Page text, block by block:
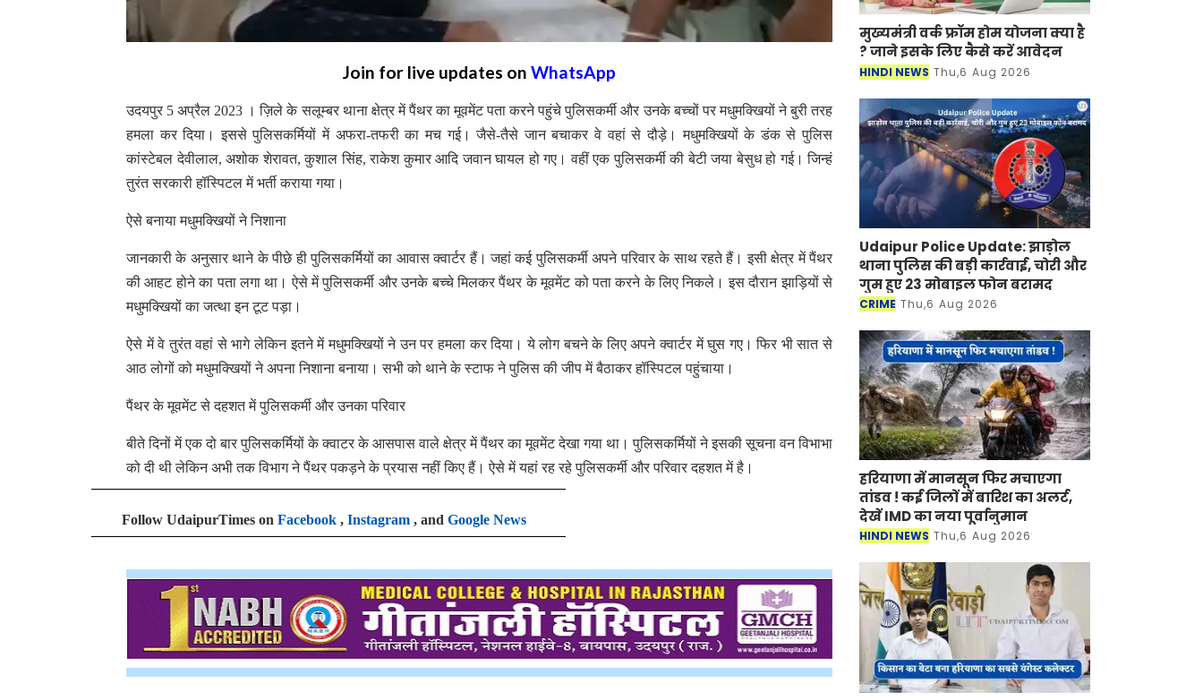
Join for live updates on WhatsApp
उदयपुर 5 अप्रैल 2023 । ज़िले के सलूम्बर थाना क्षेत्र में पैंथर का मूवमेंट पता करने पहुंचे पुलिसकर्मी और उनके बच्चों पर मधुमक्खियों ने बुरी तरह
हमला कर दिया। इससे पुलिसकर्मियों में अफरा-तफरी का मच गई। जैसे-तैसे जान बचाकर वे वहां से दौड़े। मधुमक्खियों के डंक से पुलिस
कांस्टेबल देवीलाल, अशोक शेरावत, कुशाल सिंह, राकेश कुमार आदि जवान घायल हो गए। वहीं एक पुलिसकर्मी की बेटी जया बेसुध हो गई। जिन्हं
तुरंत सरकारी हॉस्पिटल में भर्ती कराया गया।
ऐसे बनाया मधुमक्खियों ने निशाना
जानकारी के अनुसार थाने के पीछे ही पुलिसकर्मियों का आवास क्वार्टर हैं। जहां कई पुलिसकर्मी अपने परिवार के साथ रहते हैं। इसी क्षेत्र में पैंथर
की आहट होने का पता लगा था। ऐसे में पुलिसकर्मी और उनके बच्चे मिलकर पैंथर के मूवमेंट को पता करने के लिए निकले। इस दौरान झाड़ियों से
मधुमक्खियों का जत्था इन टूट पड़ा।
ऐसे में वे तुरंत वहां से भागे लेकिन इतने में मधुमक्खियों ने उन पर हमला कर दिया। ये लोग बचने के लिए अपने क्वार्टर में घुस गए। फिर भी सात से
आठ लोगों को मधुमक्खियों ने अपना निशाना बनाया। सभी को थाने के स्टाफ ने पुलिस की जीप में बैठाकर हॉस्पिटल पहुंचाया।
पैंथर के मूवमेंट से दहशत में पुलिसकर्मी और उनका परिवार
बीते दिनों में एक दो बार पुलिसकर्मियों के क्वाटर के आसपास वाले क्षेत्र में पैंथर का मूवमेंट देखा गया था। पुलिसकर्मियों ने इसकी सूचना वन विभाभा
को दी थी लेकिन अभी तक विभाग ने पैंथर पकड़ने के प्रयास नहीं किए हैं। ऐसे में यहां रह रहे पुलिसकर्मी और परिवार दहशत में है।
Follow UdaipurTimes on Facebook , Instagram , and Google News
मुख्यमंत्री वर्क फ्रॉम होम योजना क्या है
? जाने इसके लिए कैसे करें आवेदन
HINDI NEWS Thu,6 Aug 2026
Udaipur Police Update: झाड़ोल
थाना पुलिस की बड़ी कार्रवाई, चोरी और
गुम हुए 23 मोबाइल फोन बरामद
CRIME Thu,6 Aug 2026
हरियाणा में मानसून फिर मचाएगा
तांडव ! कई जिलों में बारिश का अलर्ट,
देखें IMD का नया पूर्वानुमान
HINDI NEWS Thu,6 Aug 2026